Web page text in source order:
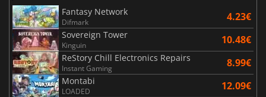
Fantasy Network
Difmark 4.23€
Sovereign Tower
Kinguin 10.48€
ReStory Chill Electronics Repairs
Instant Gaming 8.99€
Montabi
LOADED 12.09€